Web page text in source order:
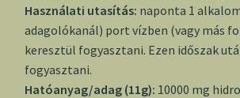
Használati utasítás: naponta 1
adagolókanál) port vízben (vagy más
keresztül fogyasztani. Ezen időszak
fogyasztani.
Hatóanyag/adag (11g): 10000 mg